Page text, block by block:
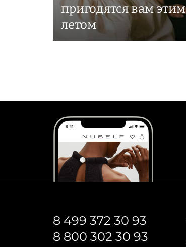
пригодятся вам этим
летом
8 499 372 30 93
8 800 302 30 93